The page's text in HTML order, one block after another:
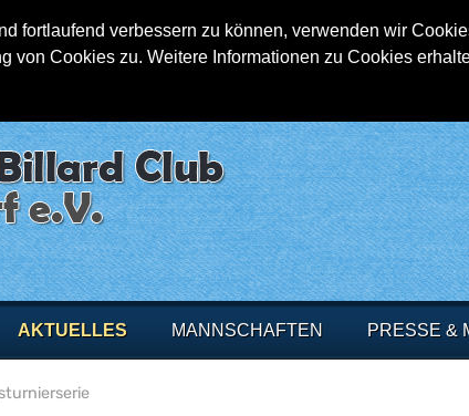
fortlaufend verbessern zu können, verwenden wir
von Cookies zu. Weitere Informationen zu Cookies
AKTUELLES MANNSCHAFTEN PRESSE &